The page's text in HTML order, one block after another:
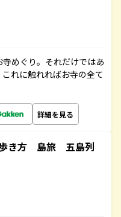
めぐり。それだけではあ
れに触れればお寺の全て
詳細を見る
き方 島旅 五島列